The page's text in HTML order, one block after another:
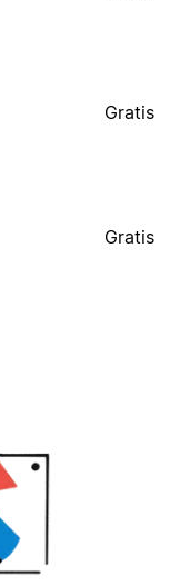
Gratis
Gratis